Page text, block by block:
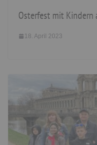
Osterfest mit Kindern
18. April 2023